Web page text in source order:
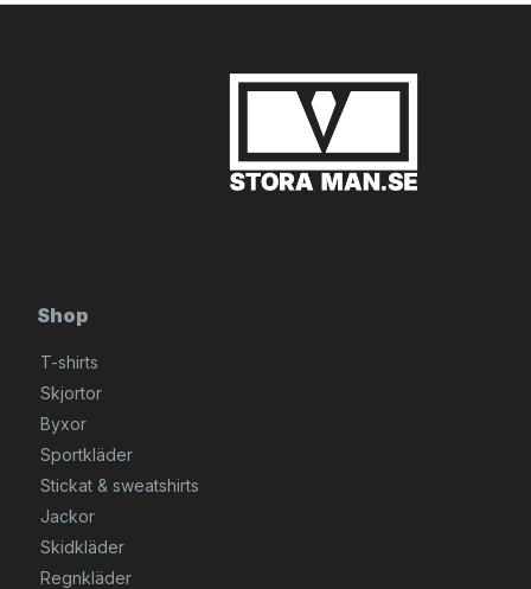
Shop
T-shirts
Skjortor
Byxor
Sportkläder
Stickat & sweatshirts
Jackor
Skidkläder
Regnkläder